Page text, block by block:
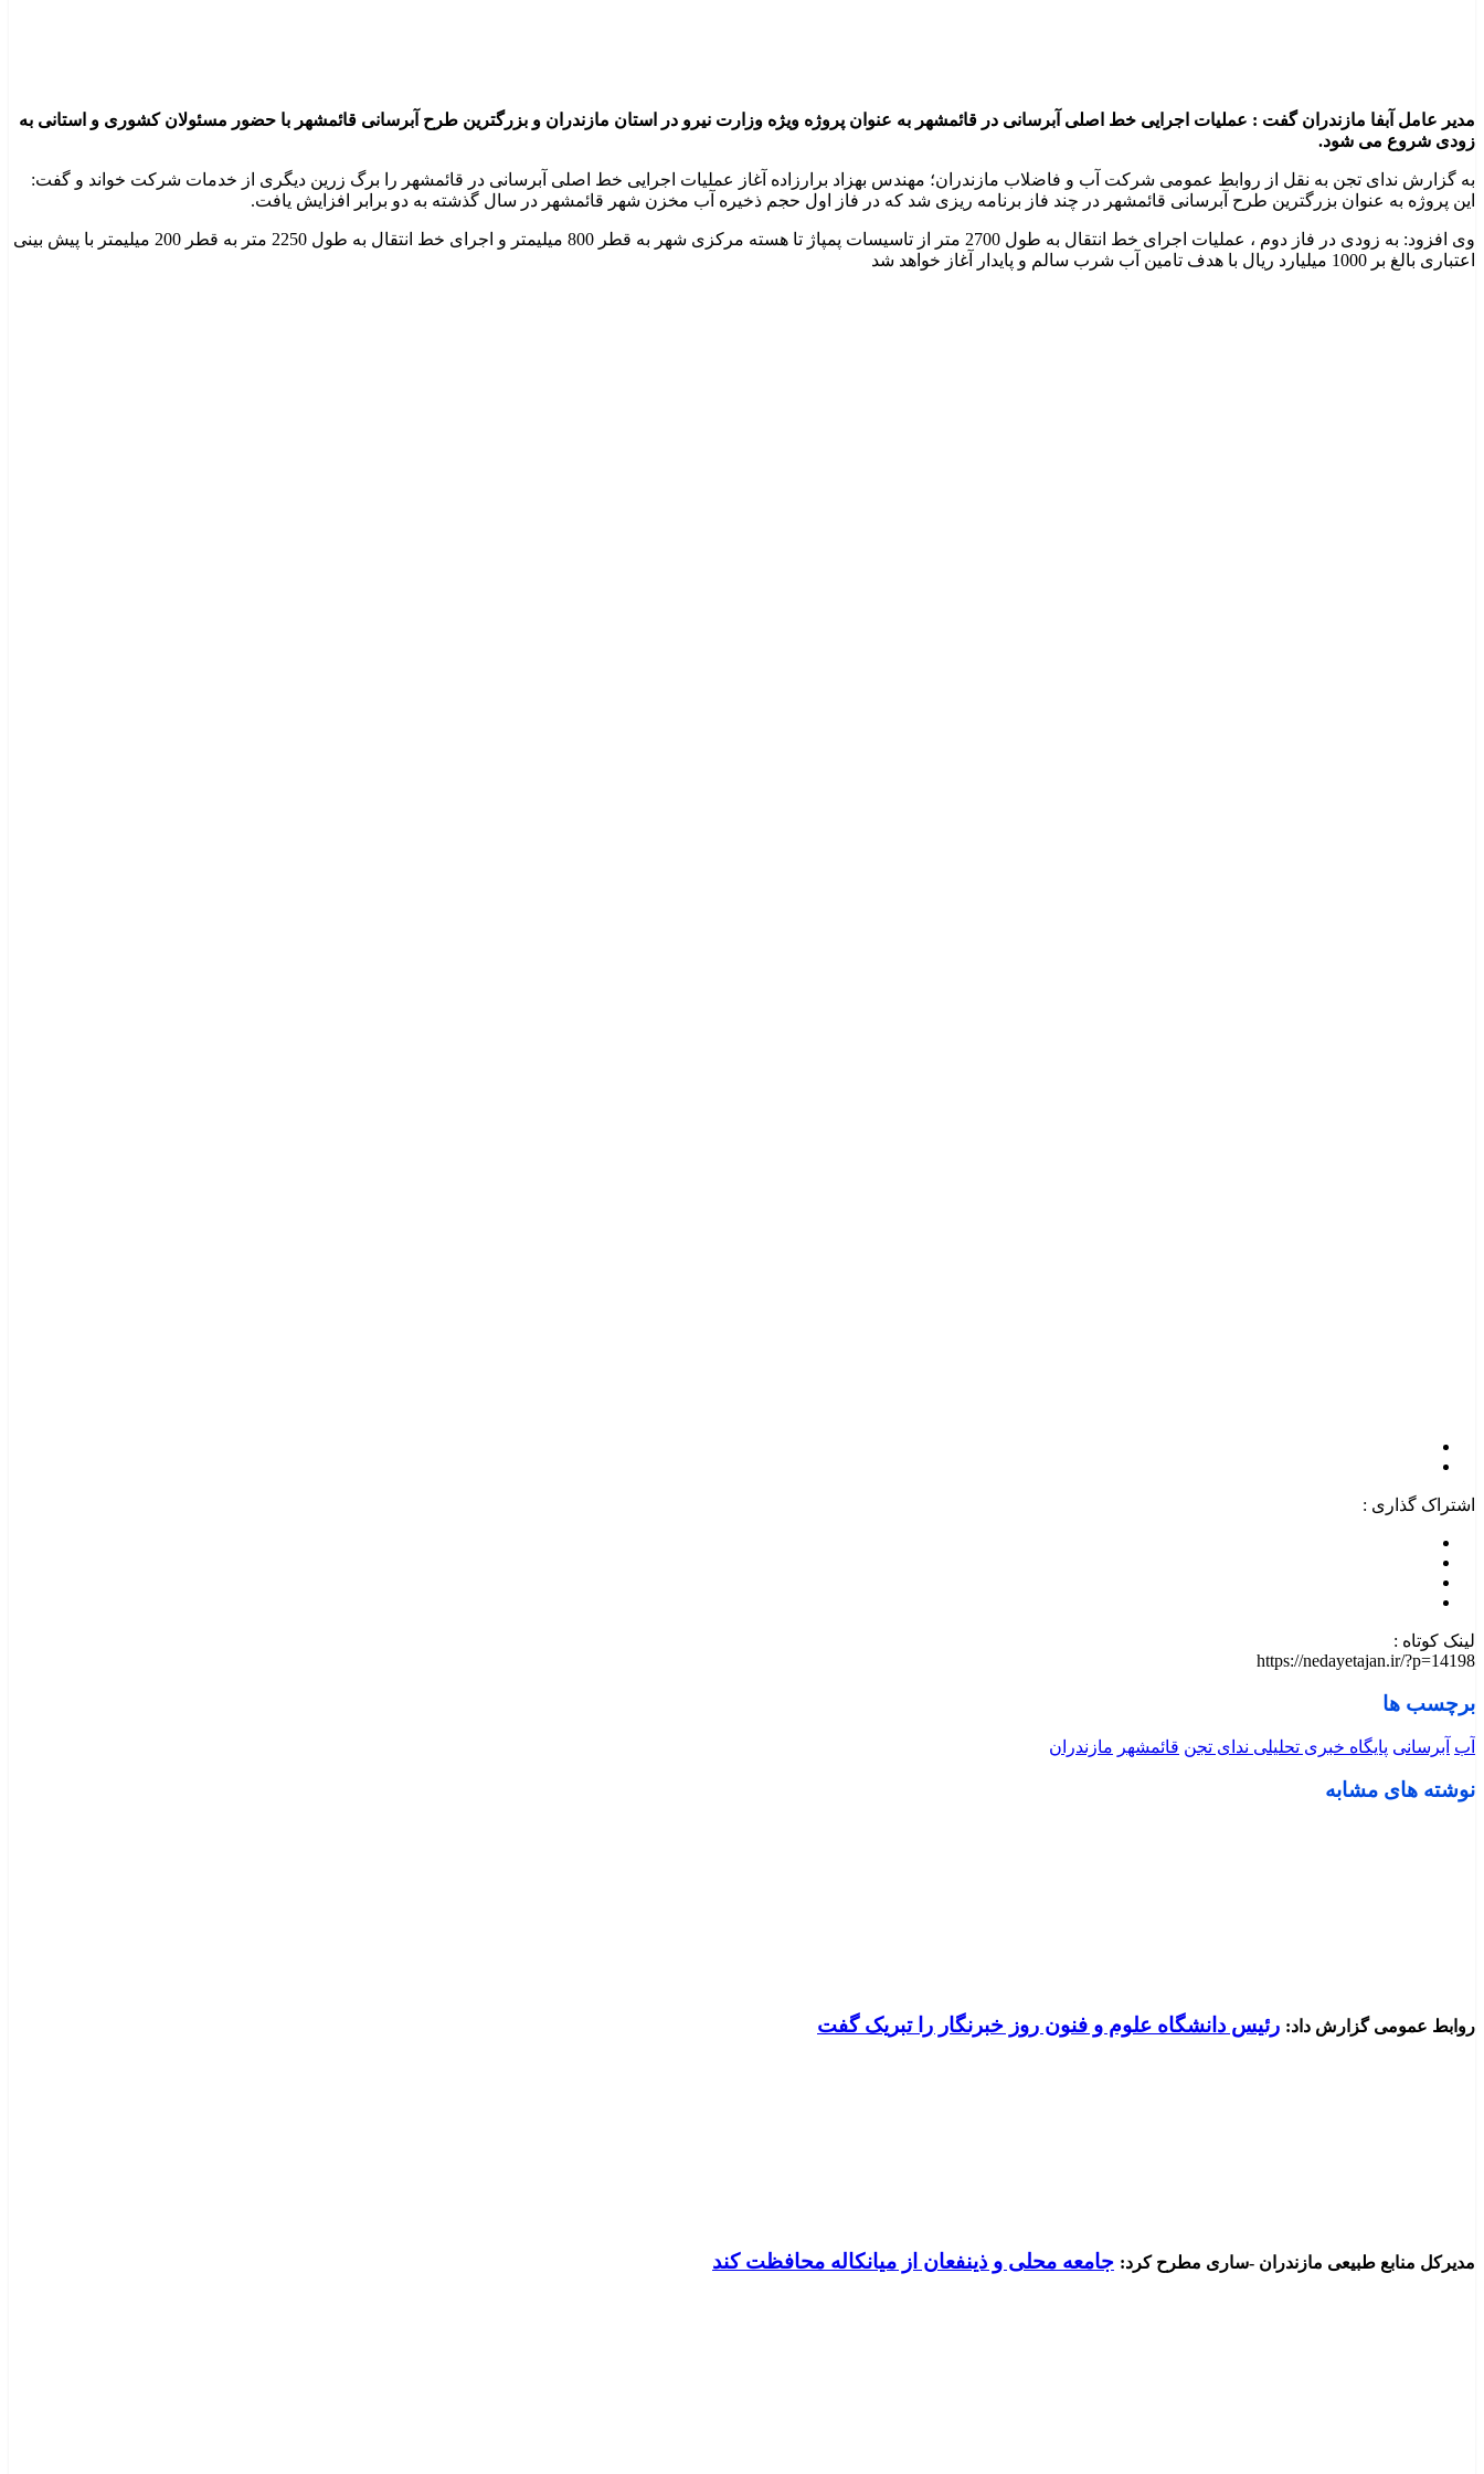
مدیر عامل آبفا مازندران گفت : عملیات اجرایی خط اصلی آبرسانی در قائمشهر به عنوان پروژه ویژه وزارت نیرو در استان مازندران و بزرگترین طرح آبرسانی قائمشهر با حضور مسئولان کشوری و استانی به
زودی شروع می شود.
به گزارش ندای تجن به نقل از روابط عمومی شرکت آب و فاضلاب مازندران؛ مهندس بهزاد برارزاده آغاز عملیات اجرایی خط اصلی آبرسانی در قائمشهر را برگ زرین دیگری از خدمات شرکت خواند و گفت:
این پروژه به عنوان بزرگترین طرح آبرسانی قائمشهر در چند فاز برنامه ریزی شد که در فاز اول حجم ذخیره آب مخزن شهر قائمشهر در سال گذشته به دو برابر افزایش یافت.
وی افزود: به زودی در فاز دوم ، عملیات اجرای خط انتقال به طول 2700 متر از تاسیسات پمپاژ تا هسته مرکزی شهر به قطر 800 میلیمتر و اجرای خط انتقال به طول 2250 متر به قطر 200 میلیمتر با پیش بینی
اعتباری بالغ بر 1000 میلیارد ریال با هدف تامین آب شرب سالم و پایدار آغاز خواهد شد
اشتراک گذاری :
لینک کوتاه :
https://nedayetajan.ir/?p=14198
برچسب ها
آب آبرسانی پایگاه خبری تحلیلی ندای تجن قائمشهر مازندران
نوشته های مشابه
روابط عمومی گزارش داد: رئیس دانشگاه علوم و فنون روز خبرنگار را تبریک گفت
مدیرکل منابع طبیعی مازندران -ساری مطرح کرد: جامعه محلی و ذینفعان از میانکاله محافظت کند